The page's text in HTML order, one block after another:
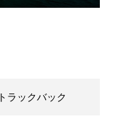
ラックバック